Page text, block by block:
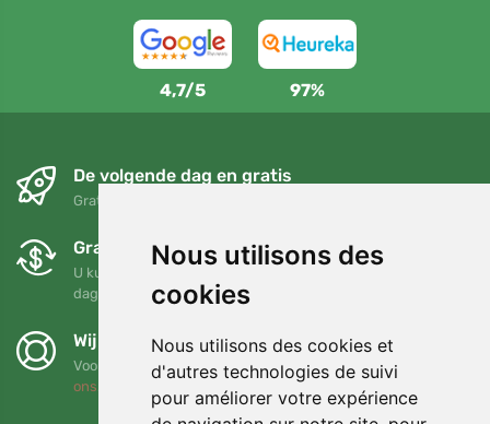
Nous utilisons des
cookies
Nous utilisons des cookies et
d'autres technologies de suivi
pour améliorer votre expérience
4,7/5 97%
De volgende dag en gratis
Gratis verzending voor bestellingen boven 95 EUR
Gratis ruilen en retourneren
U kunt uw bestelling op elk gewenst moment binnen 90
dagen retourneren of ruilen
Wij steunen Trees.org
Voor elke bestelling planten we een boom! Lees meer
ons